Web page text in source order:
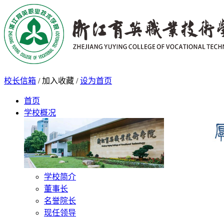
校长信箱 / 加入收藏 / 设为首页
首页
学校概况
学校简介
董事长
名誉院长
现任领导